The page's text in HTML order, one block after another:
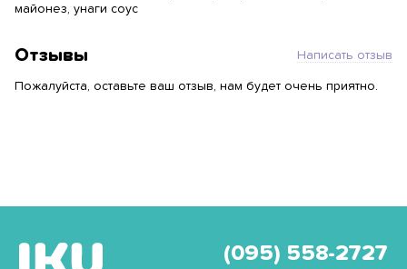
майонез, унаги соус
Отзывы Написать отзыв
Пожалуйста, оставьте ваш отзыв, нам будет очень приятно.
(095) 558-2727